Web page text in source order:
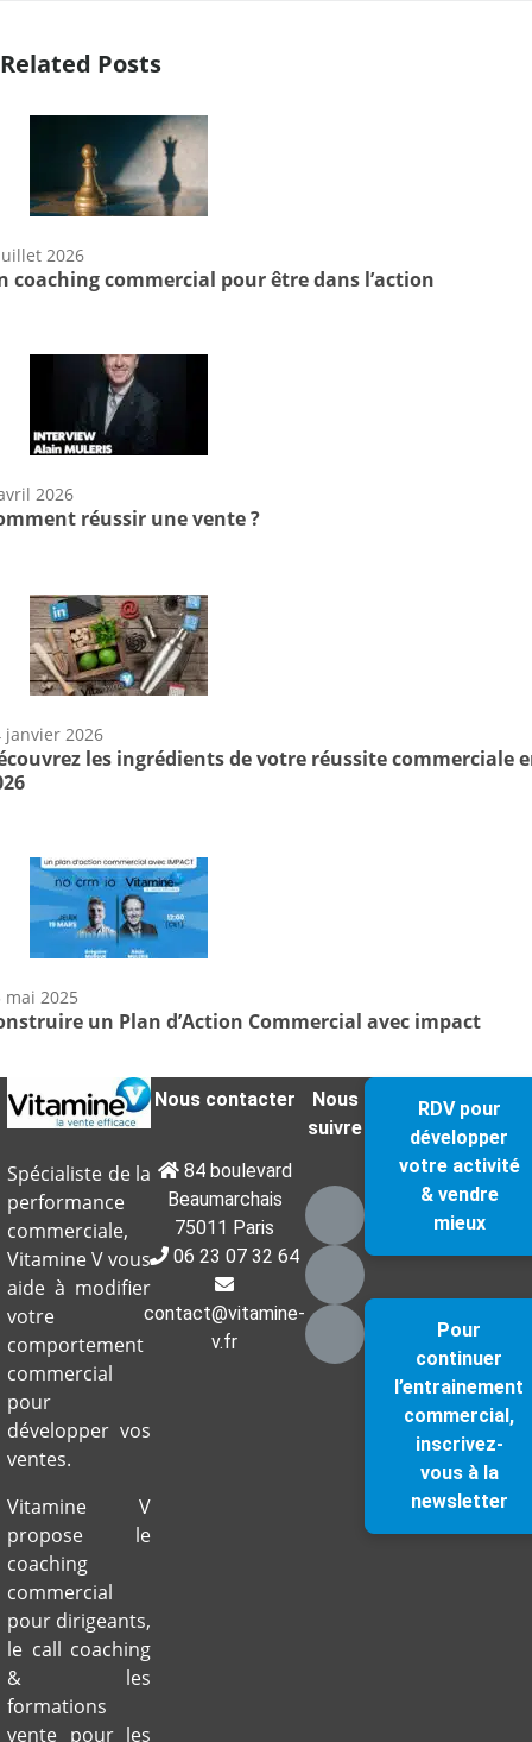
Related Posts
2026
coaching commercial pour être dans l’action
2026
réussir une vente ?
janvier 2026
les ingrédients de votre réussite commerciale
mai 2025
un Plan d’Action Commercial avec impact
Spécialiste de la
performance
commerciale,
Vitamine V vous
aide à modifier
votre
comportement
commercial
pour
développer vos
ventes.
Vitamine V
propose le
coaching
commercial
pour dirigeants,
le call coaching
& les
formations
vente pour les
Nous contacter
84 boulevard
Beaumarchais
75011 Paris
06 23 07 32 64
contact@vitamine-
v.fr
Nous
suivre
RDV pour
développer
votre activité
& vendre
mieux
Pour
continuer
l’entrainement
commercial,
inscrivez-
vous à la
newsletter